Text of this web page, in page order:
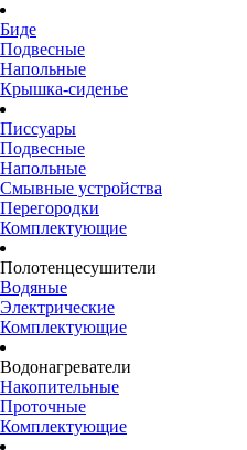
Биде
Подвесные
Напольные
Крышка-сиденье
Писсуары
Подвесные
Напольные
Смывные устройства
Перегородки
Комплектующие
Полотенцесушители
Водяные
Электрические
Комплектующие
Водонагреватели
Накопительные
Проточные
Комплектующие